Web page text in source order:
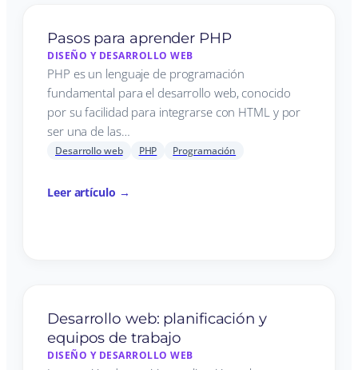
Pasos para aprender PHP
DISEÑO Y DESARROLLO WEB
PHP es un lenguaje de programación
fundamental para el desarrollo web, conocido
por su facilidad para integrarse con HTML y por
ser una de las…
Desarrollo web PHP Programación
Leer artículo →
Desarrollo web: planificación y
equipos de trabajo
DISEÑO Y DESARROLLO WEB